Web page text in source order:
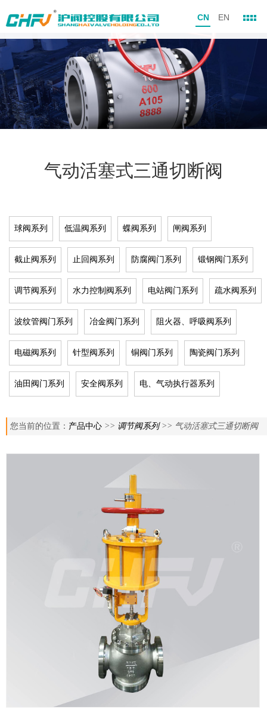
CN EN
气动活塞式三通切断阀
球阀系列 低温阀系列 蝶阀系列 闸阀系列
截止阀系列 止回阀系列 防腐阀门系列 锻钢阀门系列
调节阀系列 水力控制阀系列 电站阀门系列 疏水阀系列
波纹管阀门系列 冶金阀门系列 阻火器、呼吸阀系列
电磁阀系列 针型阀系列 铜阀门系列 陶瓷阀门系列
油田阀门系列 安全阀系列 电、气动执行器系列
您当前的位置： 产品中心 >> 调节阀系列>> 气动活塞式三通切断阀